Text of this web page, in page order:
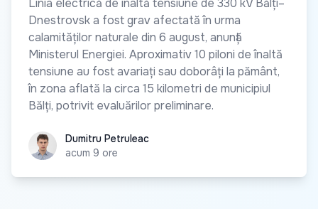
Linia electrică de înaltă tensiune de 330 kV Bălți–
Dnestrovsk a fost grav afectată în urma
calamităților naturale din 6 august, anunță
Ministerul Energiei. Aproximativ 10 piloni de înaltă
tensiune au fost avariați sau doborâți la pământ,
în zona aflată la circa 15 kilometri de municipiul
Bălți, potrivit evaluărilor preliminare.
Dumitru Petruleac
Dumitru Petruleac
acum 9 ore